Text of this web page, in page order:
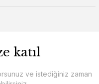
katıl
ve istediğiniz zaman